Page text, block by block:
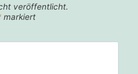
veröffentlicht.
markiert